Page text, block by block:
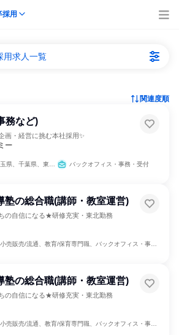
採用
用求人一覧
関連度順
務など)
画・経営に挑む本社採用✨
ー
葉県、東京都、神奈川県 バックオフィス・事務・受付
塾の総合職(講師・教室運営)
の自信になる★研修充実・東北勤務
小売販売/流通、教育/保育専門職、バックオフィス・事務・受付
塾の総合職(講師・教室運営)
の自信になる★研修充実・東北勤務
小売販売/流通、教育/保育専門職、バックオフィス・事務・受付